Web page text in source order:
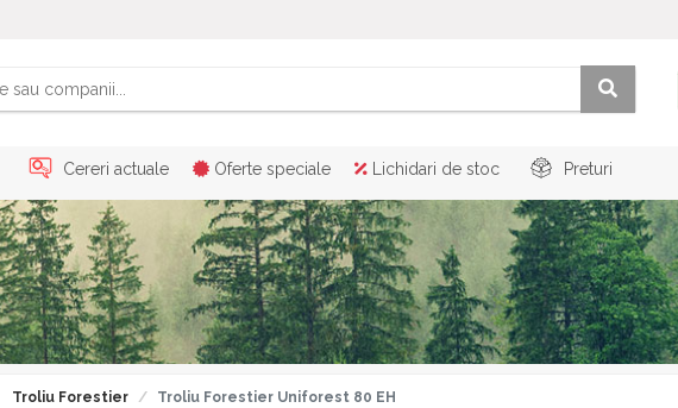
Cereri actuale Oferte speciale Lichidari de stoc Preturi
Troliu Forestier Troliu Forestier Uniforest 80 EH